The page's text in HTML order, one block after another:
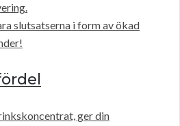
slutsatserna i form av ökad
ger din